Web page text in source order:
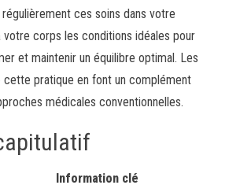
ces soins dans votre
corps les conditions idéales pour
et maintenir un équilibre optimal. Les
pratique en font un complément
médicales conventionnelles.
Information clé